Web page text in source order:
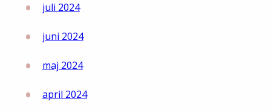
juli 2024
juni 2024
maj 2024
april 2024